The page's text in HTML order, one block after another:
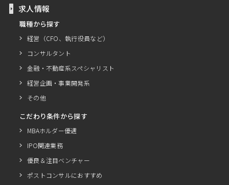
求人情報
職種から探す
経営（CFO、執行役員など）
コンサルタント
金融・不動産系スペシャリスト
経営企画・事業開発系
その他
こだわり条件から探す
MBAホルダー優遇
IPO関連業務
優良＆注目ベンチャー
ポストコンサルにおすすめ